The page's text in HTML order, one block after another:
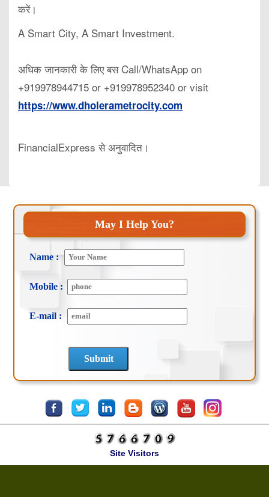
करें।
A Smart City, A Smart Investment.
अधिक जानकारी के लिए बस Call/WhatsApp on
+919978944715 or +919978952340 or visit
https://www.dholerametrocity.com
FinancialExpress से अनुवादित।
May I Help You?
Name :
Mobile :
E-mail :
Site Visitors